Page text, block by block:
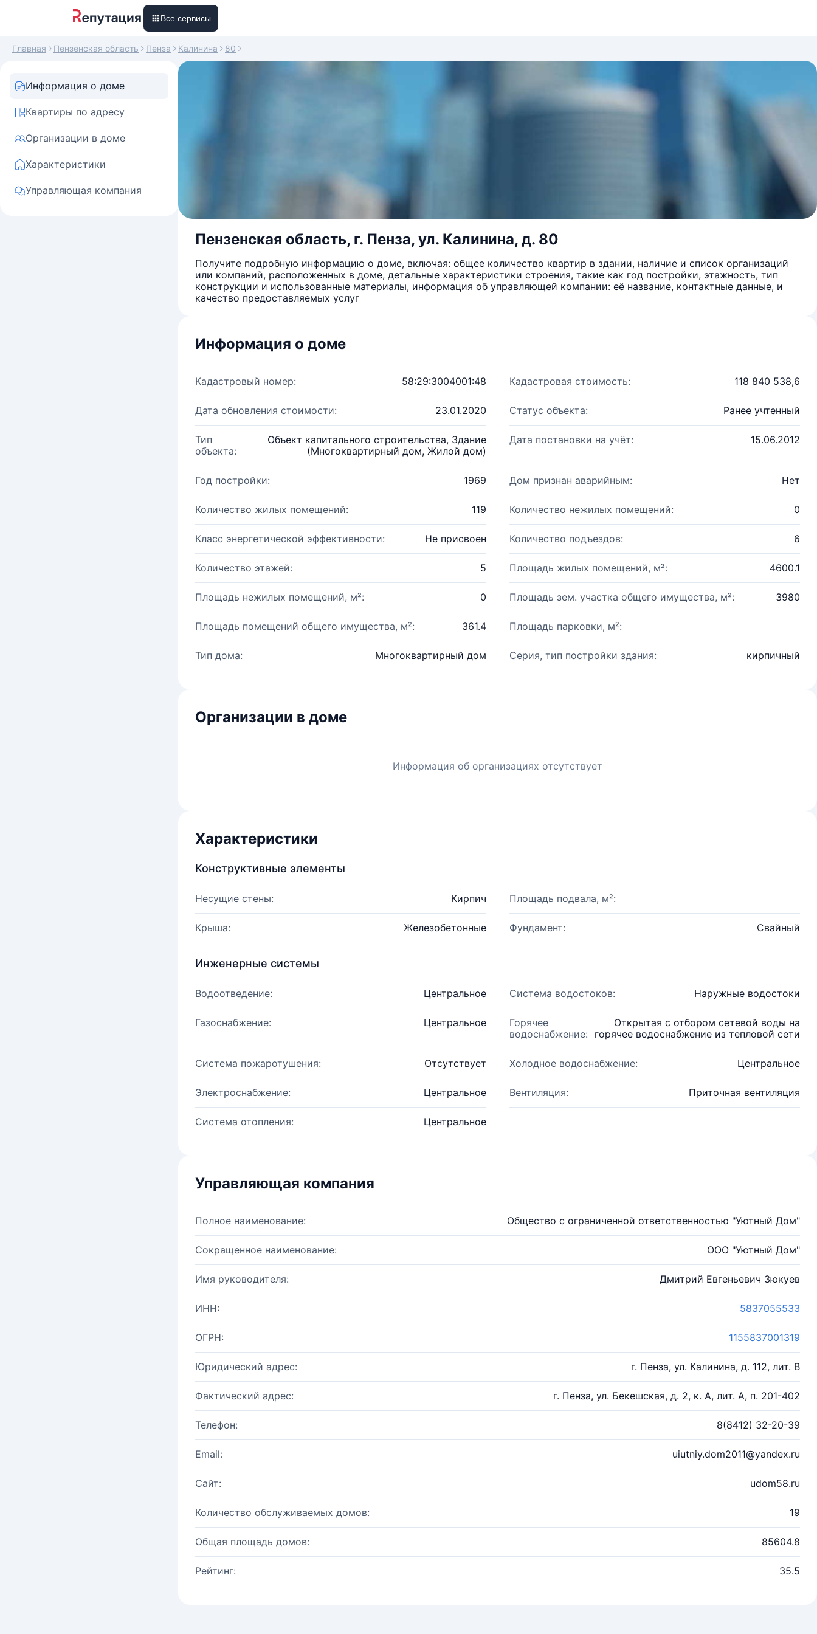
Все сервисы
Главная Пензенская область Пенза Калинина 80
Информация о доме
Квартиры по адресу
Организации в доме
Характеристики
Управляющая компания
Пензенская область, г. Пенза, ул. Калинина, д. 80
Получите подробную информацию о доме, включая: общее количество квартир в здании, наличие и список организаций
или компаний, расположенных в доме, детальные характеристики строения, такие как год постройки, этажность, тип
конструкции и использованные материалы, информация об управляющей компании: её название, контактные данные, и
качество предоставляемых услуг
Информация о доме
Кадастровый номер: 58:29:3004001:48 Кадастровая стоимость: 118 840 538,6
Дата обновления стоимости: 23.01.2020 Статус объекта: Ранее учтенный
Тип
объекта:
Объект капитального строительства, Здание
(Многоквартирный дом, Жилой дом)
Дата постановки на учёт: 15.06.2012
Год постройки: 1969 Дом признан аварийным: Нет
Количество жилых помещений: 119 Количество нежилых помещений: 0
Класс энергетической эффективности: Не присвоен Количество подъездов: 6
Количество этажей: 5 Площадь жилых помещений, м²: 4600.1
Площадь нежилых помещений, м²: 0 Площадь зем. участка общего имущества, м²: 3980
Площадь помещений общего имущества, м²: 361.4 Площадь парковки, м²:
Тип дома: Многоквартирный дом Серия, тип постройки здания: кирпичный
Организации в доме
Информация об организациях отсутствует
Характеристики
Конструктивные элементы
Несущие стены: Кирпич Площадь подвала, м²:
Крыша: Железобетонные Фундамент: Свайный
Инженерные системы
Водоотведение: Центральное Система водостоков: Наружные водостоки
Газоснабжение: Центральное
Горячее
водоснабжение:
Открытая с отбором сетевой воды на
горячее водоснабжение из тепловой сети
Система пожаротушения: Отсутствует Холодное водоснабжение: Центральное
Электроснабжение: Центральное Вентиляция: Приточная вентиляция
Система отопления: Центральное
Управляющая компания
Полное наименование: Общество с ограниченной ответственностью "Уютный Дом"
Сокращенное наименование: ООО "Уютный Дом"
Имя руководителя: Дмитрий Евгеньевич Зюкуев
ИНН: 5837055533
ОГРН: 1155837001319
Юридический адрес: г. Пенза, ул. Калинина, д. 112, лит. В
Фактический адрес: г. Пенза, ул. Бекешская, д. 2, к. А, лит. А, п. 201-402
Телефон: 8(8412) 32-20-39
Email: uiutniy.dom2011@yandex.ru
Сайт: udom58.ru
Количество обслуживаемых домов: 19
Общая площадь домов: 85604.8
Рейтинг: 35.5